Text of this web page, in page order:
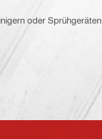
oder Sprühgeräten